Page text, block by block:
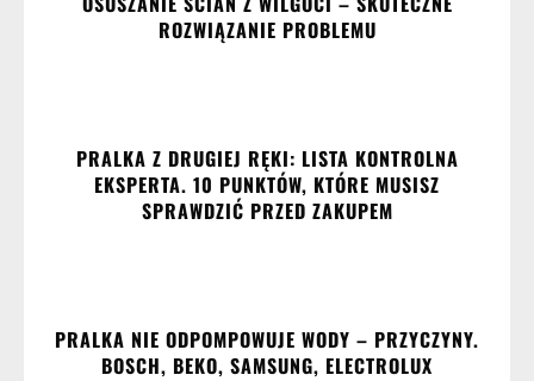
ROZWIĄZANIE PROBLEMU
​PRALKA Z DRUGIEJ RĘKI: LISTA KONTROLNA
EKSPERTA. 10 PUNKTÓW, KTÓRE MUSISZ
SPRAWDZIĆ PRZED ZAKUPEM
PRALKA NIE ODPOMPOWUJE WODY – PRZYCZYNY.
BOSCH, BEKO, SAMSUNG, ELECTROLUX